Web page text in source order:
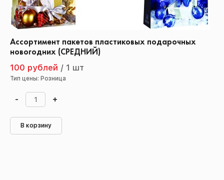
Ассортимент пакетов пластиковых подарочных
новогодних (СРЕДНИЙ)
100 рублей / 1 шт
Тип цены: Розница
- +
В корзину